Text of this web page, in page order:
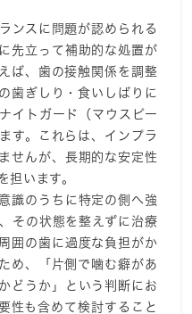
ンスに問題が認められる
先立って補助的な処置が
ば、歯の接触関係を調整
歯ぎしり・食いしばりに
イトガード（マウスピー
す。これらは、インプラ
せんが、長期的な安定性
担います。
識のうちに特定の側へ強
その状態を整えずに治療
囲の歯に過度な負担がか
め、「片側で噛む癖があ
どうか」という判断にお
性も含めて検討すること